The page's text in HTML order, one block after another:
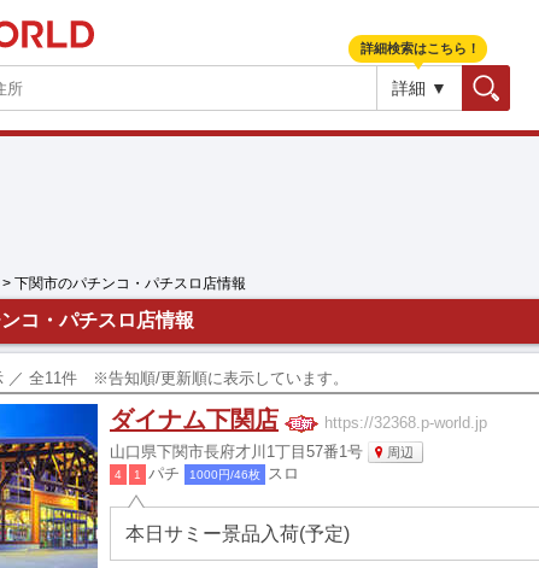
詳細 ▼
詳細検索はこちら！
> 下関市のパチンコ・パチスロ店情報
コ・パチスロ店情報
／ 全11件 ※告知順/更新順に表示しています。
ダイナム下関店 https://32368.p-world.jp
山口県下関市長府才川1丁目57番1号 周辺
4 1 パチ 1000円/46枚 スロ
本日サミー景品入荷(予定)